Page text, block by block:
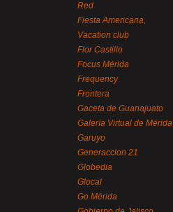
Red
Fiesta Americana,
Vacation club
Flor Castillo
Focus Mérida
Frequency
Frontera
Gaceta de Guanajuato
Galería Virtual de Mérida
Garuyo
Generaccion 21
Globedia
Glocal
Go Mérida